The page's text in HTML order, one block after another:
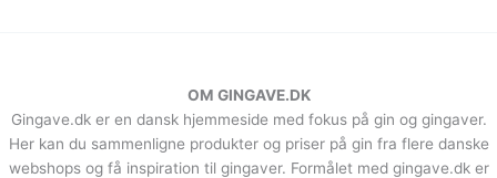
OM GINGAVE.DK
Gingave.dk er en dansk hjemmeside med fokus på gin og gingaver.
Her kan du sammenligne produkter og priser på gin fra flere danske
webshops og få inspiration til gingaver. Formålet med gingave.dk er